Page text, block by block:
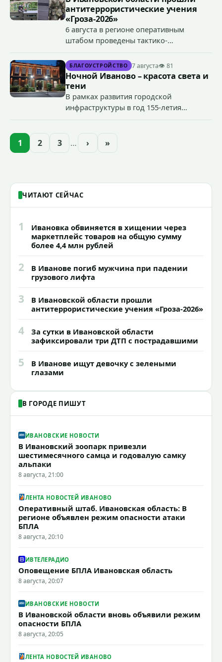
антитеррористические учения
«Гроза-2026»
6 августа в регионе оперативным
штабом проведены тактико-
террористического акта на объекте
органов государственной власти.
«Гроза-2026».
БЛАГОУСТРОЙСТВО 7 августа👁 81
Ночной Иваново – красота света и
тени
В рамках развития городской
инфраструктуры в год 155-летия
проекта подсветки исторических
1 2 3 … › »
ЧИТАЮТ СЕЙЧАС
1
Ивановка обвиняется в хищении через
маркетплейс товаров на общую сумму
более 4,4 млн рублей
2
В Иванове погиб мужчина при падении
грузового лифта
3
В Ивановской области прошли
антитеррористические учения «Гроза-2026»
4
За сутки в Ивановской области
зафиксировали три ДТП с пострадавшими
5
В Иванове ищут девочку с зелеными
глазами
В ГОРОДЕ ПИШУТ
ИВАНОВСКИЕ НОВОСТИ
В Ивановский зоопарк привезли
шестимесячного самца и годовалую самку
альпаки
8 августа, 21:00
ЛЕНТА НОВОСТЕЙ ИВАНОВО
Оперативный штаб. Ивановская область: В
регионе объявлен режим опасности атаки
БПЛА
8 августа, 20:10
ИВТЕЛЕРАДИО
Оповещение БПЛА Ивановская область
8 августа, 20:07
ИВАНОВСКИЕ НОВОСТИ
В Ивановской области вновь объявили режим
опасности БПЛА
8 августа, 20:05
ЛЕНТА НОВОСТЕЙ ИВАНОВО